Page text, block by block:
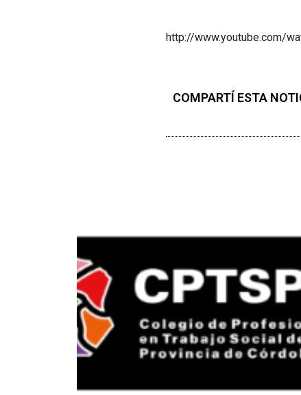
http://www.youtube.com/
COMPARTÍ ESTA